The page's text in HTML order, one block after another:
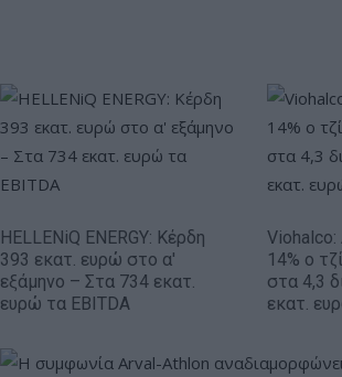
HELLENiQ ENERGY: Κέρδη
393 εκατ. ευρώ στο α'
εξάμηνο – Στα 734 εκατ.
ευρώ τα EBITDA
Viohalco:
14% ο
στα 4,3
εκατ.